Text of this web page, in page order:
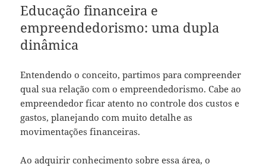
Educação financeira e
empreendedorismo: uma dupla
dinâmica
Entendendo o conceito, partimos para compreender
qual sua relação com o empreendedorismo. Cabe ao
empreendedor ficar atento no controle dos custos e
gastos, planejando com muito detalhe as
movimentações financeiras.
Ao adquirir conhecimento sobre essa área, o